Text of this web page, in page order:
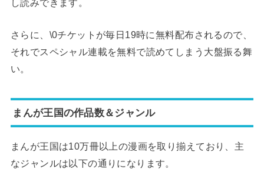
し読みできます。
さらに、\0チケットが毎日19時に無料配布されるので、
それでスペシャル連載を無料で読めてしまう大盤振る舞
い。
まんが王国の作品数＆ジャンル
まんが王国は10万冊以上の漫画を取り揃えており、主
なジャンルは以下の通りになります。